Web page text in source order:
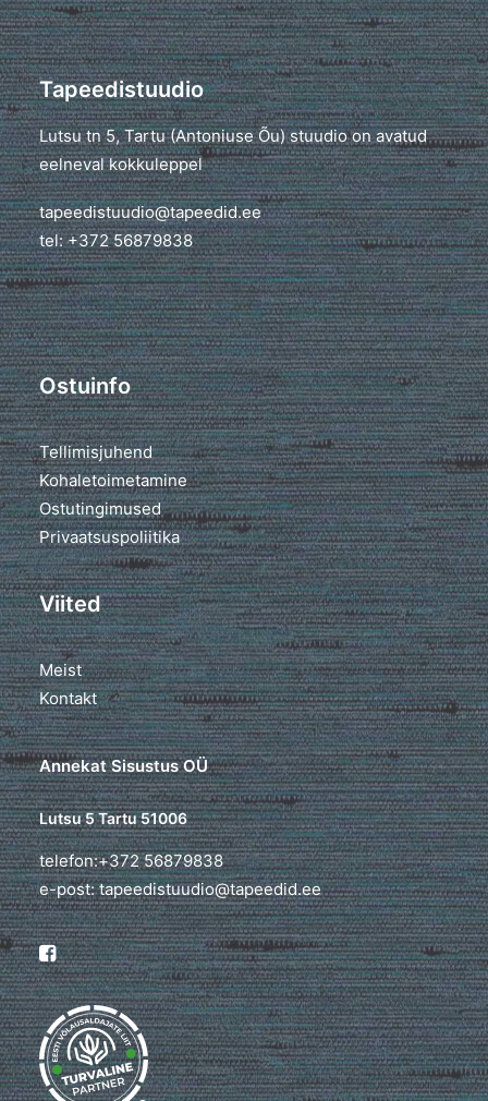
Tapeedistuudio
Lutsu tn 5, Tartu (Antoniuse Õu) stuudio on avatud
eelneval kokkuleppel
tapeedistuudio@tapeedid.ee
tel: +372 56879838
Ostuinfo
Tellimisjuhend
Kohaletoimetamine
Ostutingimused
Privaatsuspoliitika
Viited
Meist
Kontakt
Annekat Sisustus OÜ
Lutsu 5 Tartu 51006
telefon:+372 56879838
e-post: tapeedistuudio@tapeedid.ee